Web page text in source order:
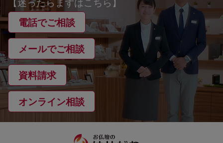
電話でご相談
メールでご相談
資料請求
オンライン相談